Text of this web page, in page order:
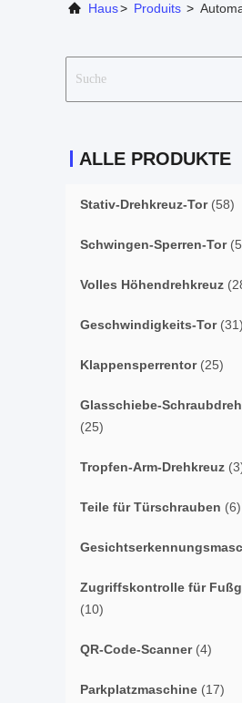
Haus> Produits >
ALLE PRODUKTE
Stativ-Drehkreuz-Tor(58)
Schwingen-Sperren-Tor
Volles Höhendrehkreuz
Geschwindigkeits-Tor(31)
Klappensperrentor(25)
Glasschiebe-
(25)
Tropfen-Arm-Drehkreuz
Teile für Türschrauben (6)
Zugriffskontrolle für
(10)
QR-Code-Scanner(4)
Parkplatzmaschine (17)